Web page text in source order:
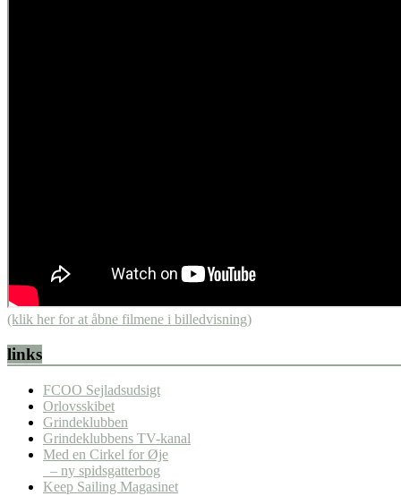
(klik her for at åbne filmene i billedvisning)
links
FCOO Sejladsudsigt
Orlovsskibet
Grindeklubben
Grindeklubbens TV-kanal
Med en Cirkel for Øje
– ny spidsgatterbog
Keep Sailing Magasinet